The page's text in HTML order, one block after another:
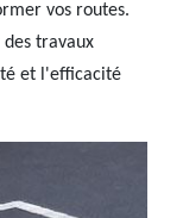
vos routes.
des travaux
et l'efficacité